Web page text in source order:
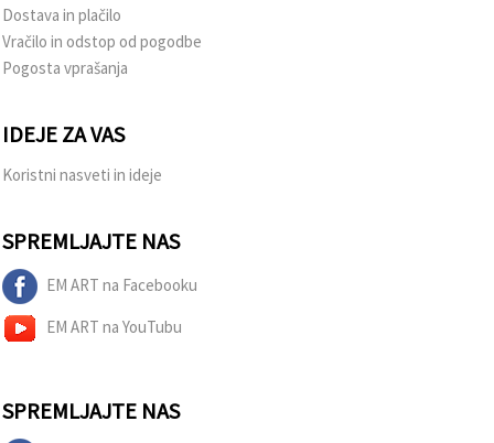
Dostava in plačilo
Vračilo in odstop od pogodbe
Pogosta vprašanja
IDEJE ZA VAS
Koristni nasveti in ideje
SPREMLJAJTE NAS
EM ART na Facebooku
EM ART na YouTubu
SPREMLJAJTE NAS